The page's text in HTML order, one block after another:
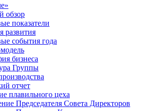
обзор
показатели
развития
события года
бизнеса
Группы
отчет
плавильного цеха
Председателя Совета Директоров